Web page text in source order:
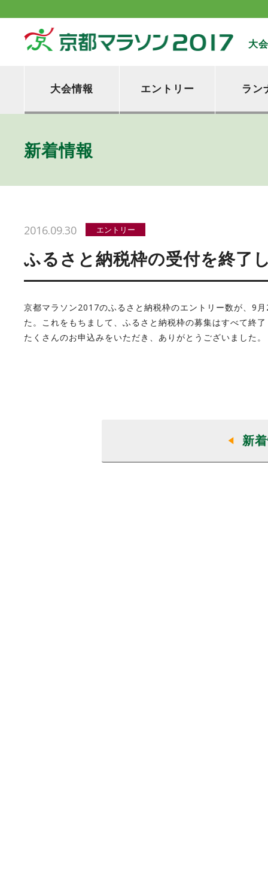
大
大会情報 エントリー ラン
新着情報
2016.09.30 エントリー
ふるさと納税枠の受付を終了
京都マラソン2017のふるさと納税枠のエントリー数が、9
た。これをもちまして、ふるさと納税枠の募集はすべて終
たくさんのお申込みをいただき、ありがとうございました。
新